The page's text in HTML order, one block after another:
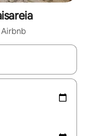
med upp- och